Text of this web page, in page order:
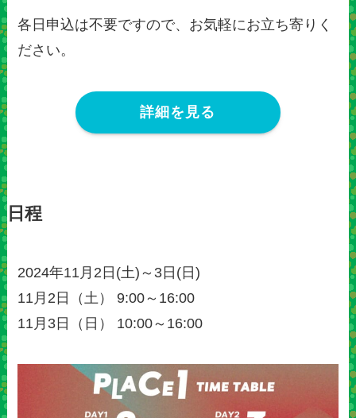
各日申込は不要ですので、お気軽にお立ち寄りく
ださい。
詳細を見る
日程
2024年11月2日(土)～3日(日)
11月2日（土） 9:00～16:00
11月3日（日） 10:00～16:00